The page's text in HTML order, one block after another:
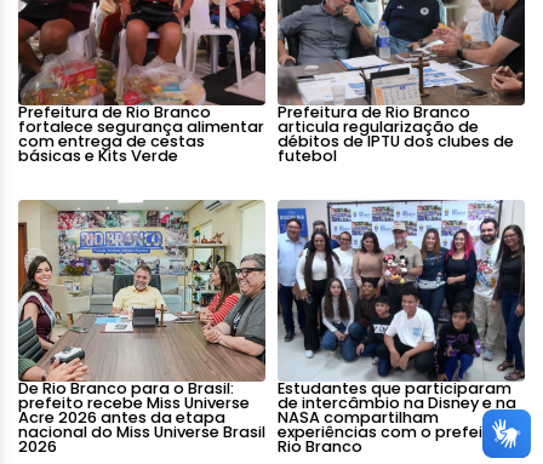
Prefeitura de Rio Branco
fortalece segurança alimentar
com entrega de cestas
básicas e Kits Verde
Prefeitura de Rio Branco
articula regularização de
débitos de IPTU dos clubes de
futebol
De Rio Branco para o Brasil:
prefeito recebe Miss Universe
Acre 2026 antes da etapa
nacional do Miss Universe Brasil
2026
Estudantes que participaram
de intercâmbio na Disney e na
NASA compartilham
experiências com o prefeito de
Rio Branco